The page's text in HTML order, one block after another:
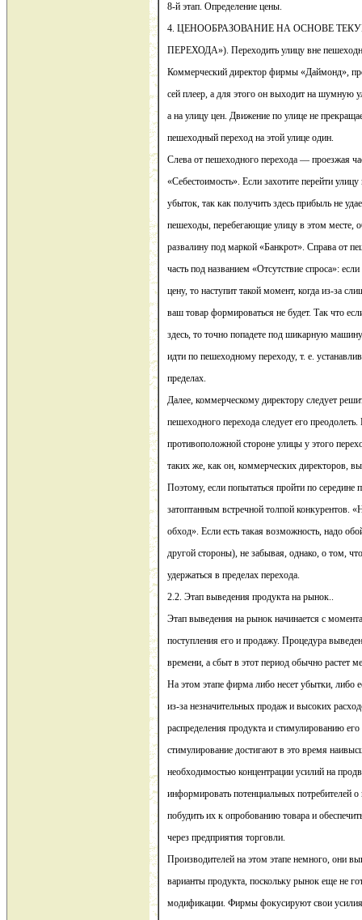
8-й этап. Определение цены.
4. ЦЕНООБРАЗОВАНИЕ НА ОСНОВЕ
ПЕРЕХОДА»). Переходить улицу вне
Коммерческий директор фирмы «Даймонд»,
сей плеер, а для этого он выходит на шумную
а на улицу цен. Движение по улице не
пешеходный переход на этой улице один.
Слева от пешеходного перехода — проезжая
«Себестоимость». Если захотите перейти
убыток, так как получить здесь прибыль не
пешеходы, перебегающие улицу в этом месте,
развалину под маркой «Банкрот». Справа от
часть под названием «Отсутствие спроса»:
цену, то наступит такой момент, когда из-за
ваш товар формироваться не будет. Так что
здесь, то точно попадете под шикарную
идти по пешеходному переходу, т. е.
пределах.
Далее, коммерческому директору следует
пешеходного перехода следует его
противоположной стороне улицы у этого
таких же, как он, коммерческих директоров,
Поэтому, если попытаться пройти по середине
затоптанным встречной толпой конкурентов.
обход». Если есть такая возможность, надо
другой стороны), не забывая, однако, о том,
удержаться в пределах перехода.
2.2. Этап выведения продукта на рынок..
Этап выведения на рынок начинается с
поступления его и продажу. Процедура
времени, а сбыт в этот период обычно растет
На этом этапе фирма либо несет убытки, либо
из-за незначительных продаж и высоких
распределения продукта и стимулированию
стимулирование достигают в это время
необходимостью концентрации усилий на
информировать потенциальных потребителей
побудить их к опробованию товара и
через предприятия торговли.
Производителей на этом этапе немного, они
варианты продукта, поскольку рынок еще не
модификации. Фирмы фокусируют свои усилия